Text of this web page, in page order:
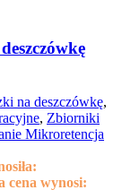
na deszczówkę,
, Zbiorniki
Mikroretencja
cena wynosi: